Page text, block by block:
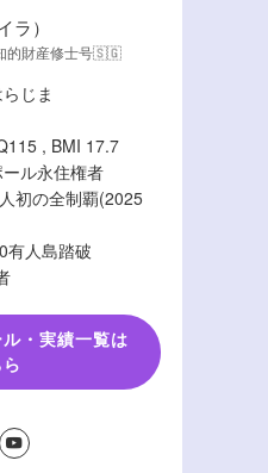
ラ）
的財産修士号🇸🇬
じま
, BMI 17.7
ル永住権者
初の全制覇(2025
人島踏破
・実績一覧は